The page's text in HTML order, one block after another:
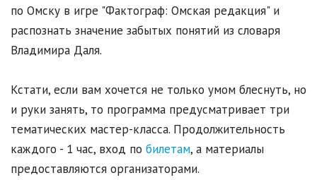
по Омску в игре "Фактограф: Омская редакция" и
распознать значение забытых понятий из словаря
Владимира Даля.
Кстати, если вам хочется не только умом блеснуть, но
и руки занять, то программа предусматривает три
тематических мастер-класса. Продолжительность
каждого - 1 час, вход по билетам, а материалы
предоставляются организаторами.